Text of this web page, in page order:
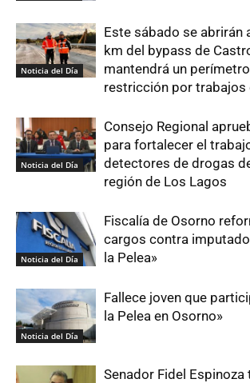
Noticia del Día
Este sábado se abrirán
km del bypass de
mantendrá un
restricción por trabajos
Noticia del Día
Consejo Regional
para fortalecer el
detectores de drogas
región de Los Lagos
Noticia del Día
Fiscalía de Osorno
cargos contra
la Pelea»
Noticia del Día
Fallece joven que
la Pelea en Osorno»
Senador Fidel Espinoza